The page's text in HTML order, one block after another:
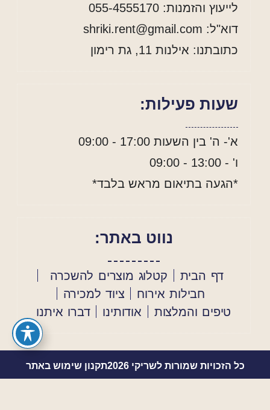
לייעוץ והזמנות: 055-4555170
דוא"ל: shriki.rent@gmail.com
כתובתנו: אילנות 11, גת רימון
שעות פעילות:
א'- ה' בין השעות 17:00 - 09:00
ו' - 13:00 - 09:00
*הגעה בתיאום מראש בלבד*
נווט באתר:
דף הבית
קטלוג מוצרים להשכרה
חבילות אירוח
ציוד למכירה
טיפים והמלצות
אודותינו דברו איתנו
כל הזכויות שמורות לשריקי 2026 תקנון שימוש באתר